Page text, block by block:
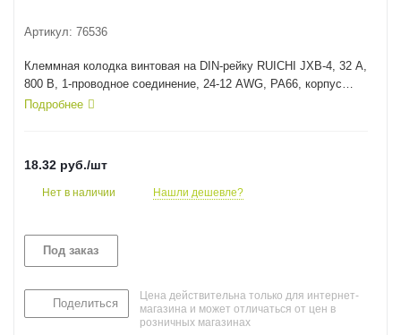
Артикул: 76536
Клеммная колодка винтовая на DIN-рейку RUICHI JXB-4, 32 А,
800 В, 1-проводное соединение, 24-12 AWG, PA66, корпус
серый
Подробнее
18.32 руб./шт
Нет в наличии Нашли дешевле?
Под заказ
Поделиться
Цена действительна только для интернет-
магазина и может отличаться от цен в
розничных магазинах